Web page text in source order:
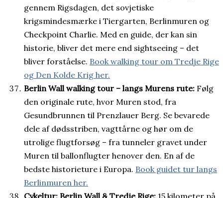
gennem Rigsdagen, det sovjetiske
krigsmindesmærke i Tiergarten, Berlinmuren og
Checkpoint Charlie. Med en guide, der kan sin
historie, bliver det mere end sightseeing – det
bliver forståelse. Book walking tour om Tredje Rige
og Den Kolde Krig her.
Berlin Wall walking tour – langs Murens rute: Følg
den originale rute, hvor Muren stod, fra
Gesundbrunnen til Prenzlauer Berg. Se bevarede
dele af dødsstriben, vagttårne og hør om de
utrolige flugtforsøg – fra tunneler gravet under
Muren til ballonflugter henover den. En af de
bedste historieture i Europa. Book guidet tur langs
Berlinmuren her.